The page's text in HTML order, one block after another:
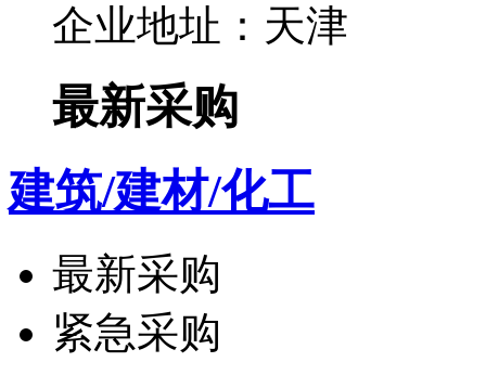
企业地址：天津
最新采购
建筑/建材/化工
最新采购
紧急采购